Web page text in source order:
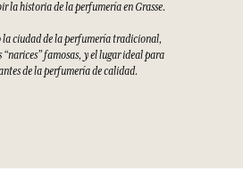
la historia de la perfumería en Grasse.
la ciudad de la perfumería tradicional,
famosas, y el lugar ideal para
de la perfumería de calidad.